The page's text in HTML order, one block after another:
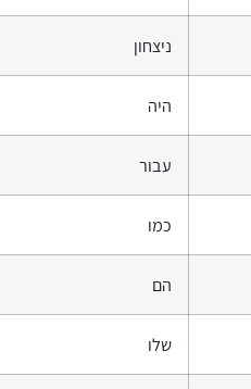
ניצחון
היה
עבור
כמו
הם
שלו